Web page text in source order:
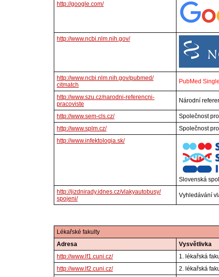
http://google.com/
http://www.ncbi.nlm.nih.gov/
http://www.ncbi.nlm.nih.gov/pubmed/
citmatch
PubMed
http://www.szu.cz/narodni-referencni-
pracoviste
Národní
http://www.sem-cls.cz/
Společnost
http://www.splm.cz/
Společnost
http://www.infektologia.sk/
Slovenská
http://jizdnirady.idnes.cz/vlakyautobusy/
spojeni/
Vyhledávání
Lékařské fakulty
Adresa
Vysvětlivka
http://www.lf1.cuni.cz/
1. lékařská
http://www.lf2.cuni.cz/
2. lékařská